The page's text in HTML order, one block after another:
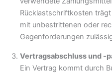
Rücklastschriftkosten
mit unbestrittenen oder
Gegenforderungen
Vertragsabschluss und -
Ein Vertrag kommt durch